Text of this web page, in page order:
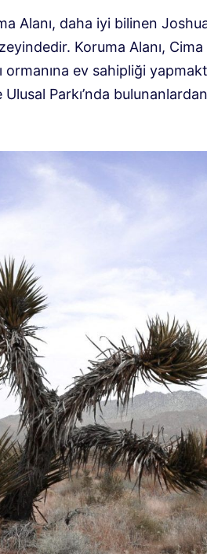
Alanı, daha iyi bilinen
Koruma Alanı,
ev sahipliği
Parkı’nda